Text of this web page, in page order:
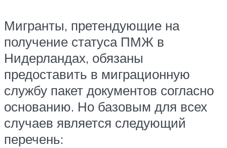
Мигранты, претендующие на
получение статуса ПМЖ в
Нидерландах, обязаны
предоставить в миграционную
службу пакет документов согласно
основанию. Но базовым для всех
случаев является следующий
перечень: